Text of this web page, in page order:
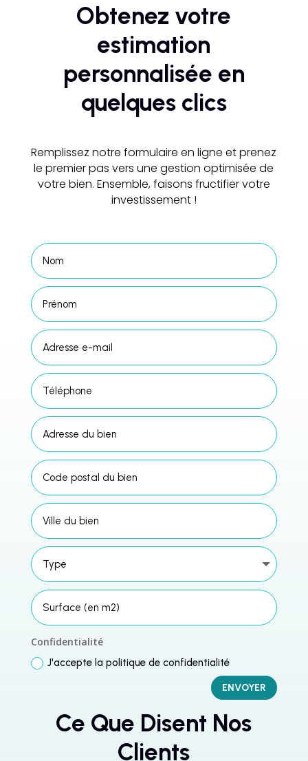
Obtenez votre
estimation
personnalisée en
quelques clics
Remplissez notre formulaire en ligne et prenez
le premier pas vers une gestion optimisée de
votre bien. Ensemble, faisons fructifier votre
investissement !
Confidentialité
J'accepte la politique de confidentialité
ENVOYER
Ce Que Disent Nos
Clients